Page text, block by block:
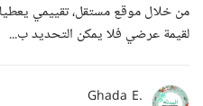
من خلال موقع مستقل، تقييمي
لقيمة عرضي فلا يمكن التحديد ب...
Ghada E.